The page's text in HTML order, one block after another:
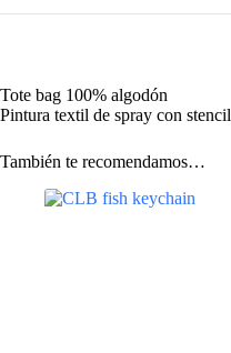
Tote bag 100% algodón
Pintura textil de spray con stencil
También te recomendamos…